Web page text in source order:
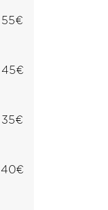
55€
45€
35€
40€